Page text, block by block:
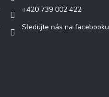
+420 739 002 422
Sledujte nás na facebooku